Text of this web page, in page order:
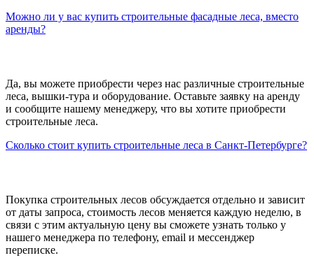
Можно ли у вас купить строительные фасадные леса, вместо
аренды?
Да, вы можете приобрести через нас различные строительные
леса, вышки-тура и оборудование. Оставьте заявку на аренду
и сообщите нашему менеджеру, что вы хотите приобрести
строительные леса.
Сколько стоит купить строительные леса в Санкт-Петербурге?
Покупка строительных лесов обсуждается отдельно и зависит
от даты запроса, стоимость лесов меняется каждую неделю, в
связи с этим актуальную цену вы сможете узнать только у
нашего менеджера по телефону, email и мессенджер
переписке.